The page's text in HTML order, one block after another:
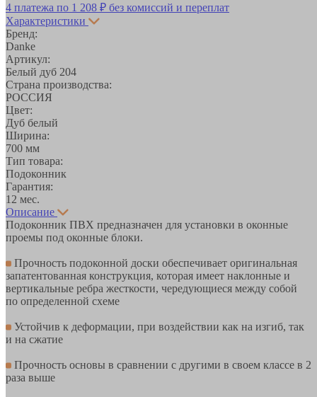
4 платежа по 1 208 ₽ без комиссий и переплат
Характеристики
Бренд:
Danke
Артикул:
Белый дуб 204
Страна производства:
РОССИЯ
Цвет:
Дуб белый
Ширина:
700 мм
Тип товара:
Подоконник
Гарантия:
12 мес.
Описание
Подоконник ПВХ предназначен для установки в оконные
проемы под оконные блоки.
Прочность подоконной доски обеспечивает оригинальная
запатентованная конструкция, которая имеет наклонные и
вертикальные ребра жесткости, чередующиеся между собой
по определенной схеме
Устойчив к деформации, при воздействии как на изгиб, так
и на сжатие
Прочность основы в сравнении с другими в своем классе в 2
раза выше